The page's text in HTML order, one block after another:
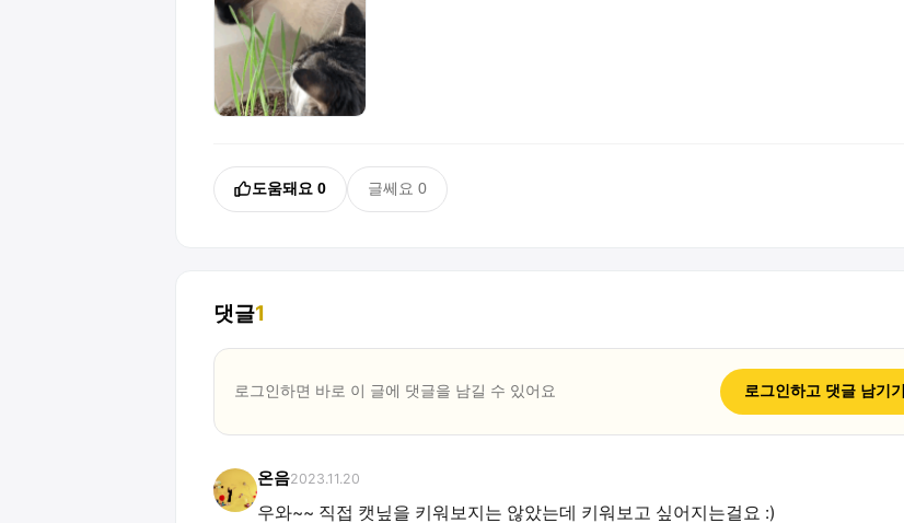
도움돼요 0 글쎄요 0
댓글1
로그인하면 바로 이 글에 댓글을 남길 수 있어요 로그인하고 댓글 남기기
온음2023.11.20
우와~~ 직접 캣닢을 키워보지는 않았는데 키워보고 싶어지는걸요 :)